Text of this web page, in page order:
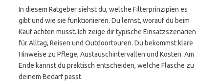
In diesem Ratgeber siehst du, welche Filterprinzipien es
gibt und wie sie funktionieren. Du lernst, worauf du beim
Kauf achten musst. Ich zeige dir typische Einsatzszenarien
für Alltag, Reisen und Outdoortouren. Du bekommst klare
Hinweise zu Pflege, Austauschintervallen und Kosten. Am
Ende kannst du praktisch entscheiden, welche Flasche zu
deinem Bedarf passt.